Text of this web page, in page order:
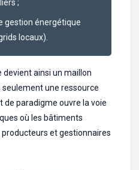
;
gestion énergétique
locaux).
devient ainsi un maillon
une ressource
de paradigme ouvre la voie
où les bâtiments
et gestionnaires